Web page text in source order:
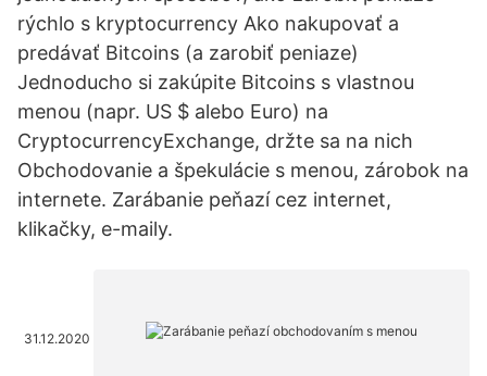
rýchlo s kryptocurrency Ako nakupovať a
predávať Bitcoins (a zarobiť peniaze)
Jednoducho si zakúpite Bitcoins s vlastnou
menou (napr. US $ alebo Euro) na
CryptocurrencyExchange, držte sa na nich
Obchodovanie a špekulácie s menou, zárobok na
internete. Zarábanie peňazí cez internet,
klikačky, e-maily.
31.12.2020